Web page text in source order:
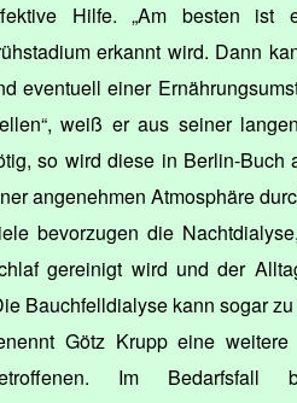
Hilfe. „Am besten ist
erkannt wird. Dann
eventuell einer
weiß er aus seiner
so wird diese in Berlin-Buch
angenehmen Atmosphäre
bevorzugen die
gereinigt wird und der
Bauchfelldialyse kann sogar
Götz Krupp eine
Im